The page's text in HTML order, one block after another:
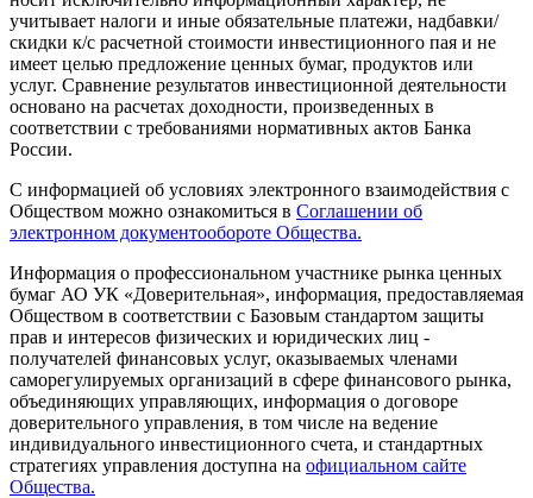
учитывает налоги и иные обязательные платежи, надбавки/
скидки к/с расчетной стоимости инвестиционного пая и не
имеет целью предложение ценных бумаг, продуктов или
услуг. Сравнение результатов инвестиционной деятельности
основано на расчетах доходности, произведенных в
соответствии с требованиями нормативных актов Банка
России.
С информацией об условиях электронного взаимодействия с
Обществом можно ознакомиться в Соглашении об
электронном документообороте Общества.
Информация о профессиональном участнике рынка ценных
бумаг АО УК «Доверительная», информация, предоставляемая
Обществом в соответствии с Базовым стандартом защиты
прав и интересов физических и юридических лиц -
получателей финансовых услуг, оказываемых членами
саморегулируемых организаций в сфере финансового рынка,
объединяющих управляющих, информация о договоре
доверительного управления, в том числе на ведение
индивидуального инвестиционного счета, и стандартных
стратегиях управления доступна на официальном сайте
Общества.